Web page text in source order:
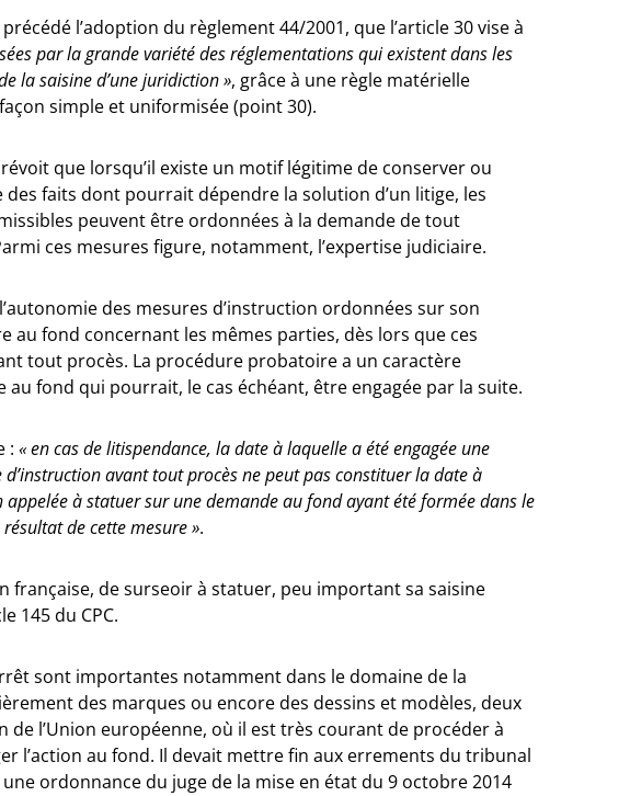
l’adoption du règlement 44/2001, que l’article 30 vise à
par la grande variété des réglementations qui existent dans les
la saisine d’une juridiction », grâce à une règle matérielle
simple et uniformisée (point 30).
que lorsqu’il existe un motif légitime de conserver ou
des faits dont pourrait dépendre la solution d’un litige, les
peuvent être ordonnées à la demande de tout
ces mesures figure, notamment, l’expertise judiciaire.
des mesures d’instruction ordonnées sur son
fond concernant les mêmes parties, dès lors que ces
tout procès. La procédure probatoire a un caractère
fond qui pourrait, le cas échéant, être engagée par la suite.
:« en cas de litispendance, la date à laquelle a été engagée une
avant tout procès ne peut pas constituer la date à
à statuer sur une demande au fond ayant été formée dans le
de cette mesure ».
française, de surseoir à statuer, peu important sa saisine
145 du CPC.
sont importantes notamment dans le domaine de la
des marques ou encore des dessins et modèles, deux
de l’Union européenne, où il est très courant de procéder à
l’action au fond. Il devait mettre fin aux errements du tribunal
ordonnance du juge de la mise en état du 9 octobre 2014